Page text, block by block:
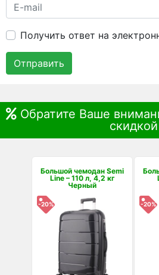
Получить ответ на
Отправить
Обратите Ваше
скидкой
Большой чемодан Semi
Line – 110 л, 4,2 кг
Черный
-20% -20%